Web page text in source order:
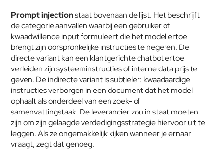
Prompt injection staat bovenaan de lijst. Het beschrijft
de categorie aanvallen waarbij een gebruiker of
kwaadwillende input formuleert die het model ertoe
brengt zijn oorspronkelijke instructies te negeren. De
directe variant kan een klantgerichte chatbot ertoe
verleiden zijn systeeminstructies of interne data prijs te
geven. De indirecte variant is subtieler: kwaadaardige
instructies verborgen in een document dat het model
ophaalt als onderdeel van een zoek- of
samenvattingstaak. De leverancier zou in staat moeten
zijn om zijn gelaagde verdedigingsstrategie hiervoor uit te
leggen. Als ze ongemakkelijk kijken wanneer je ernaar
vraagt, zegt dat genoeg.